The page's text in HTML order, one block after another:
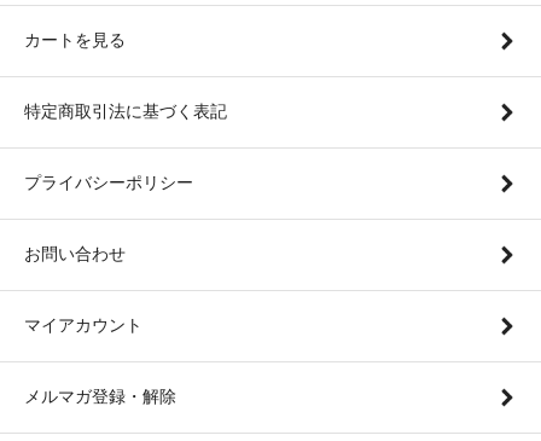
カートを見る
特定商取引法に基づく表記
プライバシーポリシー
お問い合わせ
マイアカウント
メルマガ登録・解除